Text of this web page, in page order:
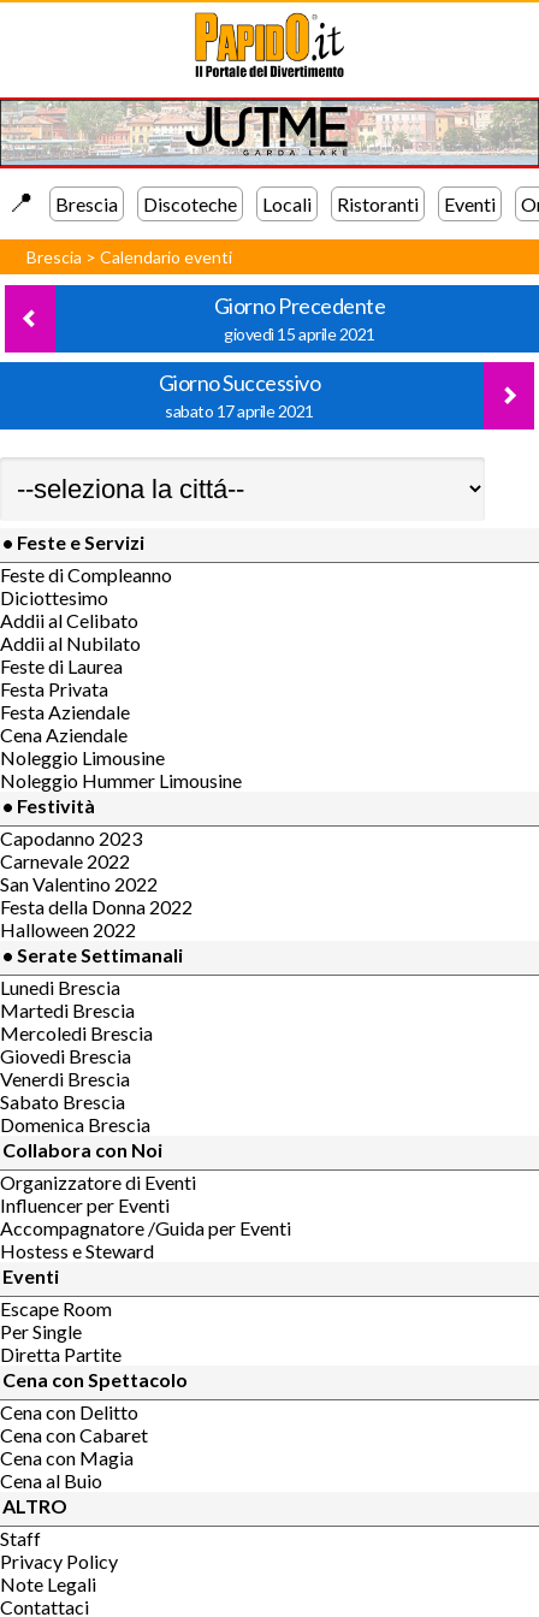
📍️ Brescia Discoteche Locali Ristoranti Eventi
Brescia >Calendario eventi
Giorno Precedente
giovedì 15 aprile 2021
Giorno Successivo
sabato 17 aprile 2021
• Feste e Servizi
Feste di Compleanno
Diciottesimo
Addii al Celibato
Addii al Nubilato
Feste di Laurea
Festa Privata
Festa Aziendale
Cena Aziendale
Noleggio Limousine
Noleggio Hummer Limousine
• Festività
Capodanno 2023
Carnevale 2022
San Valentino 2022
Festa della Donna 2022
Halloween 2022
• Serate Settimanali
Lunedi Brescia
Martedi Brescia
Mercoledi Brescia
Giovedi Brescia
Venerdi Brescia
Sabato Brescia
Domenica Brescia
Collabora con Noi
Organizzatore di Eventi
Influencer per Eventi
Accompagnatore /Guida per Eventi
Hostess e Steward
Eventi
Escape Room
Per Single
Diretta Partite
Cena con Spettacolo
Cena con Delitto
Cena con Cabaret
Cena con Magia
Cena al Buio
ALTRO
Staff
Privacy Policy
Note Legali
Contattaci